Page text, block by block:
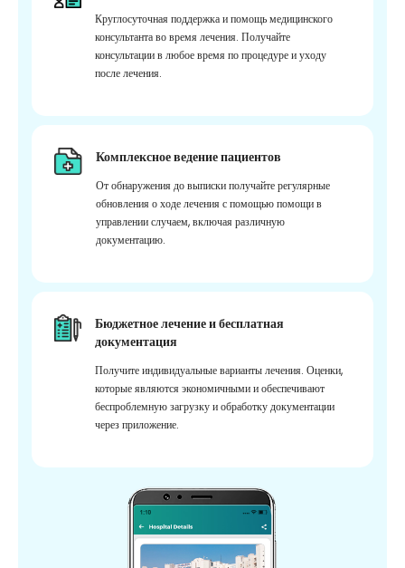
Круглосуточная поддержка и помощь медицинского
консультанта во время лечения. Получайте
консультации в любое время по процедуре и уходу
после лечения.
Комплексное ведение пациентов
От обнаружения до выписки получайте регулярные
обновления о ходе лечения с помощью помощи в
управлении случаем, включая различную
документацию.
Бюджетное лечение и бесплатная
документация
Получите индивидуальные варианты лечения. Оценки,
которые являются экономичными и обеспечивают
беспроблемную загрузку и обработку документации
через приложение.